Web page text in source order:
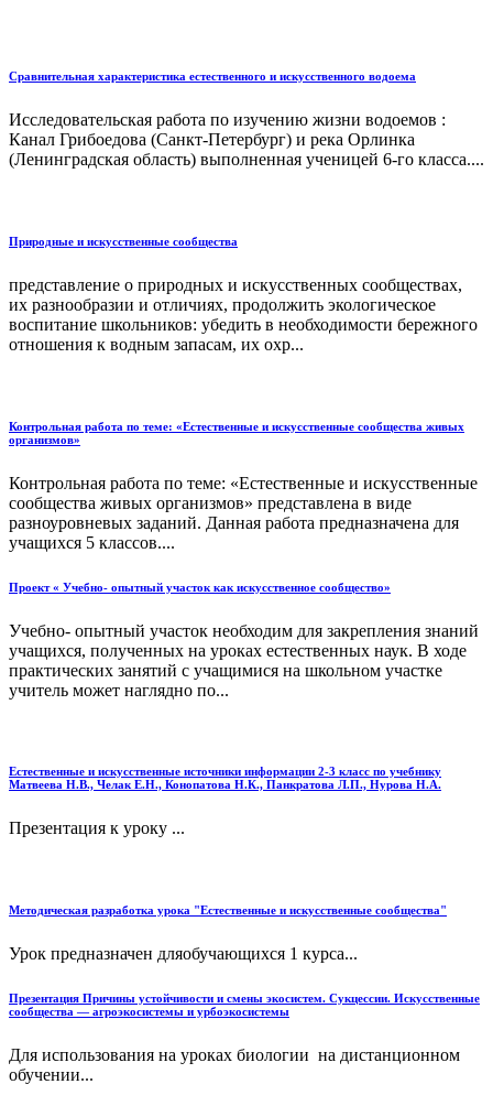
Сравнительная характеристика естественного и искусственного водоема
Исследовательская работа по изучению жизни водоемов :
Канал Грибоедова (Санкт-Петербург) и река Орлинка
(Ленинградская область) выполненная ученицей 6-го класса....
Природные и искусственные сообщества
представление о природных и искусственных сообществах,
их разнообразии и отличиях, продолжить экологическое
воспитание школьников: убедить в необходимости бережного
от­ношения к водным запасам, их охр...
Контрольная работа по теме: «Естественные и искусственные сообщества живых
организмов»
Контрольная работа по теме: «Естественные и искусственные
сообщества живых организмов» представлена в виде
разноуровневых заданий. Данная работа предназначена для
учащихся 5 классов....
Проект « Учебно- опытный участок как искусственное сообщество»
Учебно- опытный участок необходим для закрепления знаний
учащихся, полученных на уроках естественных наук. В ходе
практических занятий с учащимися на школьном участке
учитель может наглядно по...
Естественные и искусственные источники информации 2-3 класс по учебнику
Матвеева Н.В., Челак Е.Н., Конопатова Н.К., Панкратова Л.П., Нурова Н.А.
Презентация к уроку ...
Методическая разработка урока "Естественные и искусственные сообщества"
Урок предназначен дляобучающихся 1 курса...
Презентация Причины устойчивости и смены экосистем. Сукцессии. Искусственные
сообщества — агроэкосистемы и урбоэкосистемы
Для использования на уроках биологии на дистанционном
обучении...